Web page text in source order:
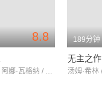
8.8
马里奥·卡萨斯 / 阿娜·瓦格纳 / 何塞·科罗纳多
189分钟
无主之作